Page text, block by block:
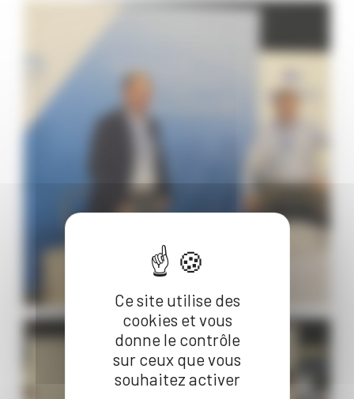
Ce site utilise des
cookies et vous
donne le contrôle
sur ceux que vous
souhaitez activer